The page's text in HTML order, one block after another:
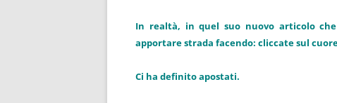
In realtà, in quel suo nuovo articolo
apportare strada facendo: cliccate sul
Ci ha definito apostati.